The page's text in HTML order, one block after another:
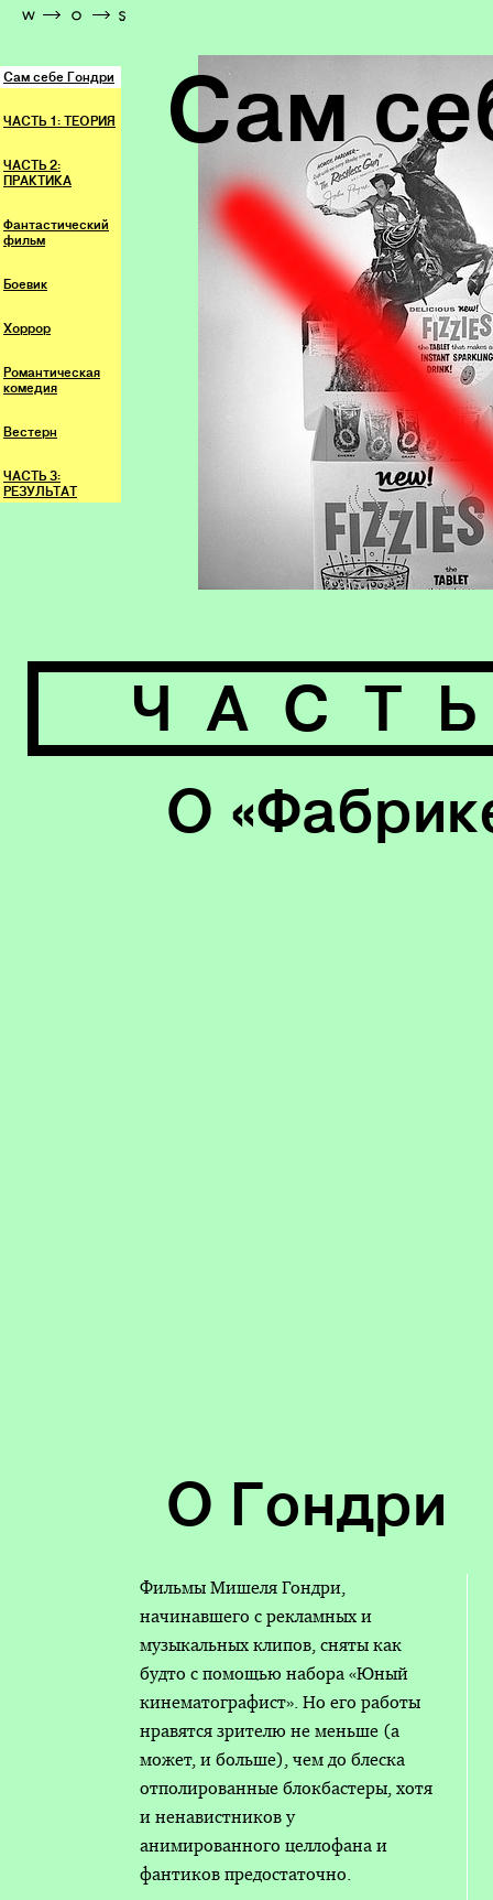
Сам себе Гондри
ЧАСТЬ 1: ТЕОРИЯ
ЧАСТЬ 2:
ПРАКТИКА
Фантастический
фильм
Боевик
Хоррор
Романтическая
комедия
Вестерн
ЧАСТЬ 3:
РЕЗУЛЬТАТ
Сам
О
О Гондри
Фильмы Мишеля Гондри,
начинавшего с рекламных и
музыкальных клипов, сняты как
будто с помощью набора «Юный
кинематографист». Но его работы
нравятся зрителю не меньше (а
может, и больше), чем до блеска
отполированные блокбастеры, хотя
и ненавистников у
анимированного целлофана и
фантиков предостаточно.